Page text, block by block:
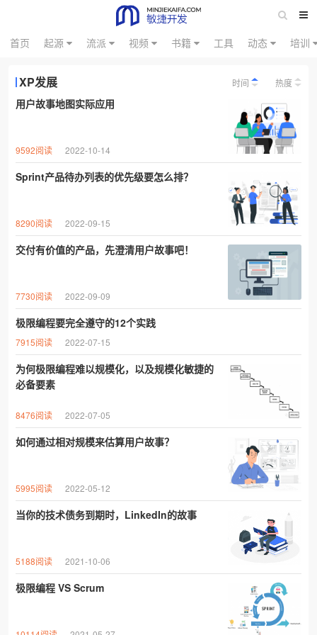
首页 起源 流派 视频 书籍 工具 动态 培训
XP发展 时间 热度
用户故事地图实际应用
9592阅读 2022-10-14
Sprint产品待办列表的优先级要怎么排？
8290阅读 2022-09-15
交付有价值的产品，先澄清用户故事吧！
7730阅读 2022-09-09
极限编程要完全遵守的12个实践
7915阅读 2022-07-15
为何极限编程难以规模化，以及规模化敏捷的
必备要素
8476阅读 2022-07-05
如何通过相对规模来估算用户故事？
5995阅读 2022-05-12
当你的技术债务到期时，LinkedIn的故事
5188阅读 2021-10-06
极限编程 VS Scrum